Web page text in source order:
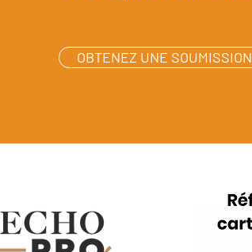
OBTENEZ UNE SOUMISSION